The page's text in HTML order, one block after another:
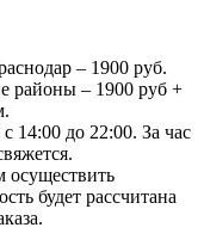
– 1900 руб.
районы – 1900 руб +
14:00 до 22:00. За час
осуществить
будет рассчитана